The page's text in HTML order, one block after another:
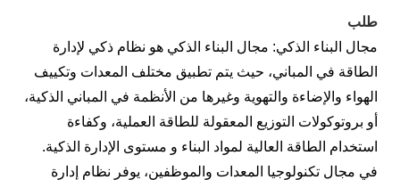
طلب
مجال البناء الذكي: مجال البناء الذكي هو نظام ذكي لإدارة
الطاقة في المباني، حيث يتم تطبيق مختلف المعدات وتكييف
الهواء والإضاءة والتهوية وغيرها من الأنظمة في المباني الذكية،
أو بروتوكولات التوزيع المعقولة للطاقة العملية، وكفاءة
استخدام الطاقة العالية لمواد البناء و مستوى الإدارة الذكية.
في مجال تكنولوجيا المعدات والموظفين، يوفر نظام إدارة